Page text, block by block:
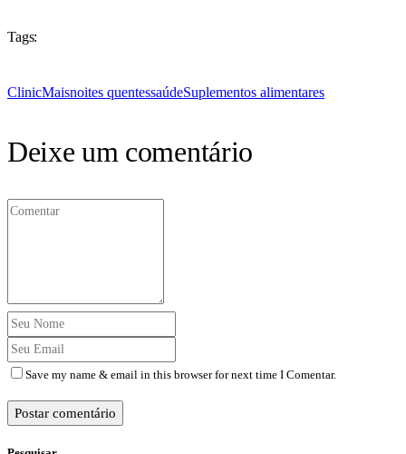
Tags:
ClinicMaisnoites quentessaúdeSuplementos alimentares
Deixe um comentário
Save my name & email in this browser for next time I Comentar.
Postar comentário